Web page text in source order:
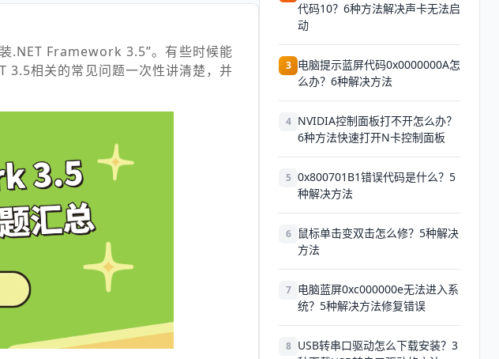
.NET Framework 3.5”。有些时候能
3.5相关的常见问题一次性讲清楚，并
代码10？6种方法解决声卡无法启
动
3 电脑提示蓝屏代码0x0000000A怎
么办？6种解决方法
4 NVIDIA控制面板打不开怎么办？
6种方法快速打开N卡控制面板
5 0x800701B1错误代码是什么？5
种解决方法
6
鼠标单击变双击怎么修？5种解决
方法
7 电脑蓝屏0xc000000e无法进入系
统？5种解决方法修复错误
8 USB转串口驱动怎么下载安装？3